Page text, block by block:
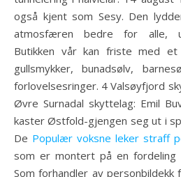
også kjent som Sesy. Den
atmosfæren bedre for alle,
Butikken vår kan friste med
gullsmykker, bunadsølv,
forlovelsesringer. 4 Valsøyfjord
Øvre Surnadal skyttelag: Emil
kaster Østfold-gjengen seg ut i
De Populær voksne leker straff
som er montert på en fordeling
Som forhandler av